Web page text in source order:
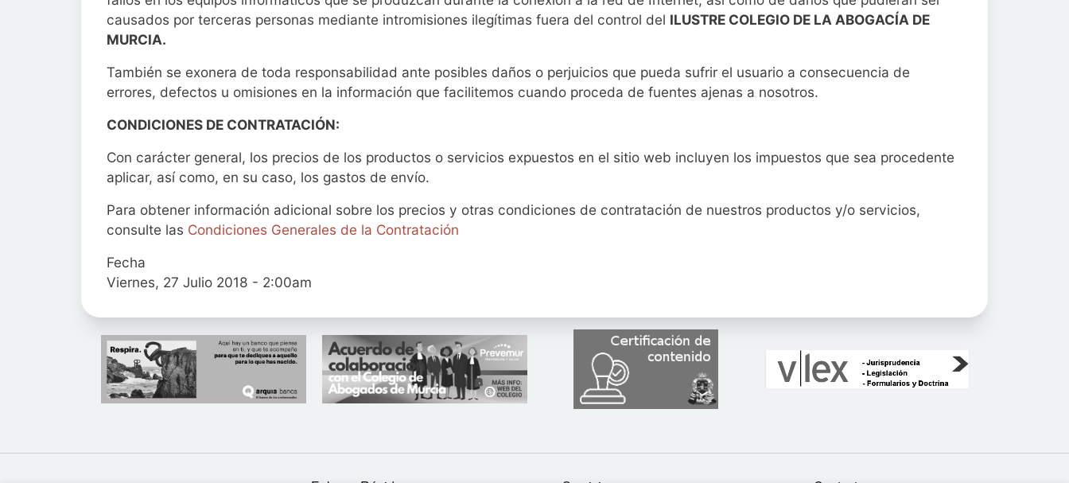
causados por terceras personas mediante intromisiones ilegítimas fuera del control del ILUSTRE COLEGIO DE LA ABOGACÍA DE
MURCIA.
También se exonera de toda responsabilidad ante posibles daños o perjuicios que pueda sufrir el usuario a consecuencia de
errores, defectos u omisiones en la información que facilitemos cuando proceda de fuentes ajenas a nosotros.
CONDICIONES DE CONTRATACIÓN:
Con carácter general, los precios de los productos o servicios expuestos en el sitio web incluyen los impuestos que sea procedente
aplicar, así como, en su caso, los gastos de envío.
Para obtener información adicional sobre los precios y otras condiciones de contratación de nuestros productos y/o servicios,
consulte las Condiciones Generales de la Contratación
Fecha
Viernes, 27 Julio 2018 - 2:00am